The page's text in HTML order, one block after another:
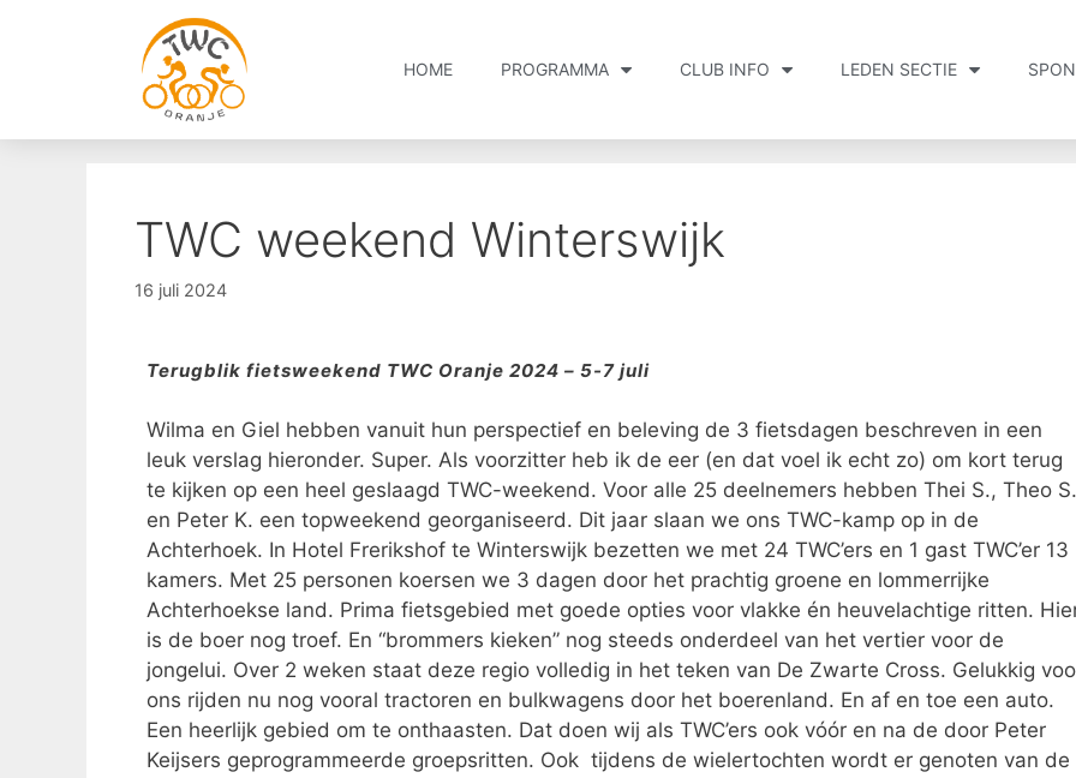
HOME PROGRAMMA CLUB INFO LEDEN SECTIE
TWC weekend Winterswijk
16 juli 2024
Terugblik fietsweekend TWC Oranje 2024 – 5-7 juli
Wilma en Giel hebben vanuit hun perspectief en beleving de 3 fietsdagen beschreven in een
leuk verslag hieronder. Super. Als voorzitter heb ik de eer (en dat voel ik echt zo) om kort terug
te kijken op een heel geslaagd TWC-weekend. Voor alle 25 deelnemers hebben Thei S., Theo S.
en Peter K. een topweekend georganiseerd. Dit jaar slaan we ons TWC-kamp op in de
Achterhoek. In Hotel Frerikshof te Winterswijk bezetten we met 24 TWC’ers en 1 gast TWC’er 13
kamers. Met 25 personen koersen we 3 dagen door het prachtig groene en lommerrijke
Achterhoekse land. Prima fietsgebied met goede opties voor vlakke én heuvelachtige ritten.
is de boer nog troef. En “brommers kieken” nog steeds onderdeel van het vertier voor de
jongelui. Over 2 weken staat deze regio volledig in het teken van De Zwarte Cross. Gelukkig
ons rijden nu nog vooral tractoren en bulkwagens door het boerenland. En af en toe een auto.
Een heerlijk gebied om te onthaasten. Dat doen wij als TWC’ers ook vóór en na de door Peter
Keijsers geprogrammeerde groepsritten. Ook tijdens de wielertochten wordt er genoten van de